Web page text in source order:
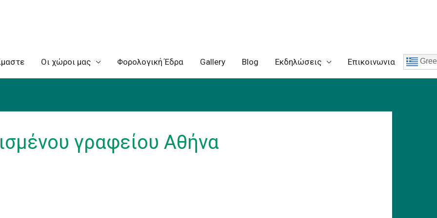
Oι χώροι μας Φορολογική Έδρα Gallery Blog Eκδηλώσεις Επικοινωνια
γραφείου Αθήνα